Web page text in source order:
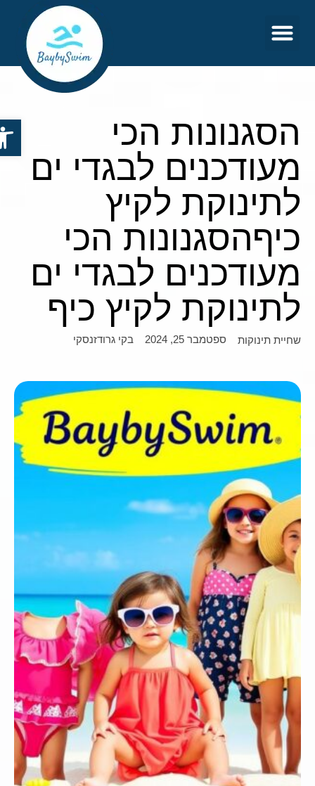
הסגנונות הכי
מעודכנים לבגדי ים
לתינוקת לקיץ
כיףהסגנונות הכי
מעודכנים לבגדי ים
לתינוקת לקיץ כיף
שחיית תינוקות ספטמבר 25, 2024 בקי גרודזנסקי
פתח